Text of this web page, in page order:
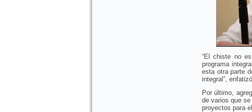
“El chiste no
programa
esta otra parte
integral”,
Por último,
de varios que
proyectos para